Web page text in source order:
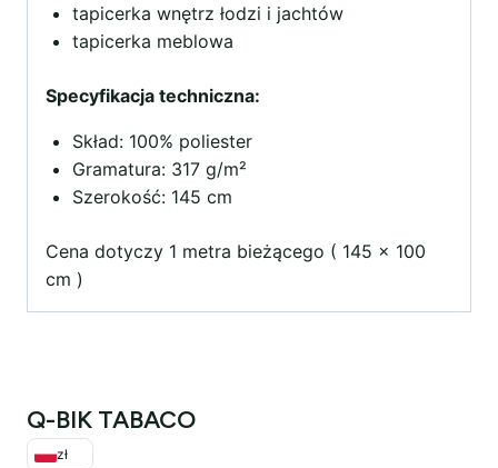
tapicerka wnętrz łodzi i jachtów
tapicerka meblowa
Specyfikacja techniczna:
Skład: 100% poliester
Gramatura: 317 g/m²
Szerokość: 145 cm
Cena dotyczy 1 metra bieżącego ( 145 x 100
cm )
Q-BIK TABACO
zł